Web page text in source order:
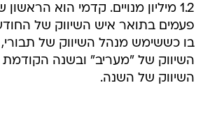
1.2 מיליון מנויים. קדמי הוא
פעמים בתואר איש השיווק של
בו כששימש מנהל השיווק של
השיווק של "מעריב" ובשנה
השיווק של השנה.